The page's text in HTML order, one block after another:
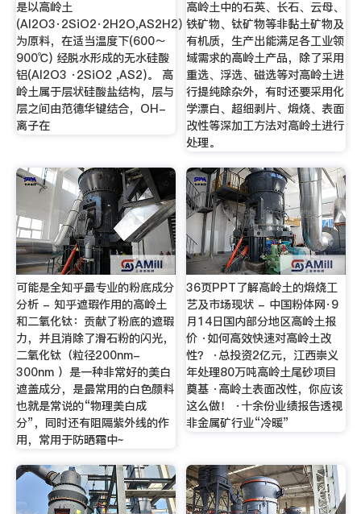
是以高岭土
(Al2O3·2SiO2·2H2O,AS2H2)
为原料，在适当温度下(600～
900℃) 经脱水形成的无水硅酸
铝(Al2O3 ·2SiO2 ,AS2)。 高
岭土属于层状硅酸盐结构，层与
层之间由范德华键结合，OH-
离子在
高岭土中的石英、长石、云母、
铁矿物、钛矿物等非黏土矿物及
有机质，生产出能满足各工业领
域需求的高岭土产品，除了采用
重选、浮选、磁选等对高岭土进
行提纯除杂外，有时还要采用化
学漂白、超细剥片、煅烧、表面
改性等深加工方法对高岭土进行
处理。
可能是全知乎最专业的粉底成分
分析 - 知乎遮瑕作用的高岭土
和二氧化钛：贡献了粉底的遮瑕
力，并且消除了滑石粉的闪光，
二氧化钛（粒径200nm-
300nm ）是一种非常好的美白
遮盖成分，是最常用的白色颜料
也就是常说的“物理美白成
分”，同时还有阻隔紫外线的作
用，常用于防晒霜中~
36页PPT了解高岭土的煅烧工
艺及市场现状 - 中国粉体网·9
月14日国内部分地区高岭土报
价 ·如何高效快速对高岭土改
性？ ·总投资2亿元，江西崇义
年处理80万吨高岭土尾砂项目
奠基 ·高岭土表面改性，你应该
这么做！ ·十余份业绩报告透视
非金属矿行业“冷暖”